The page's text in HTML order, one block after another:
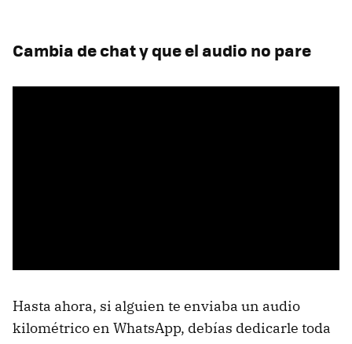
Cambia de chat y que el audio no pare
Hasta ahora, si alguien te enviaba un audio
kilométrico en WhatsApp, debías dedicarle toda